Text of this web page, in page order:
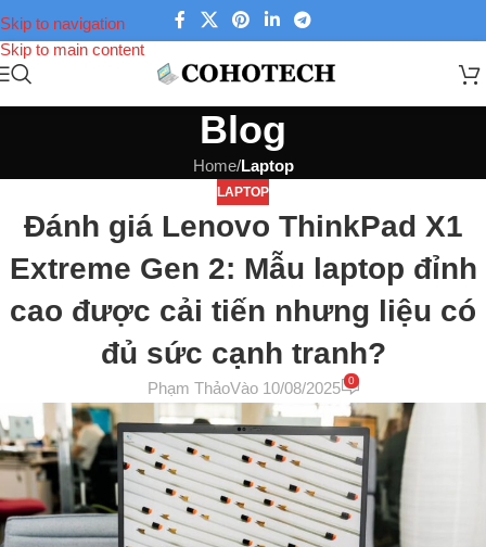
Skip to navigation
Skip to main content
Blog
Home/Laptop
LAPTOP
Đánh giá Lenovo ThinkPad X1
Extreme Gen 2: Mẫu laptop đỉnh
cao được cải tiến nhưng liệu có
đủ sức cạnh tranh?
Phạm ThảoVào 10/08/2025 0